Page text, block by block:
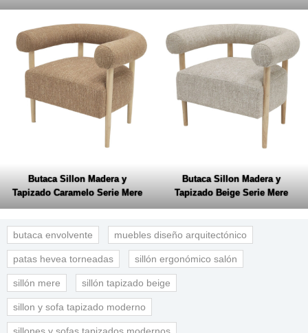
Butaca Sillon Madera y
Tapizado Caramelo Serie Mere
Butaca Sillon Madera y
Tapizado Beige Serie Mere
butaca envolvente muebles diseño arquitectónico
patas hevea torneadas sillón ergonómico salón
sillón mere sillón tapizado beige
sillon y sofa tapizado moderno